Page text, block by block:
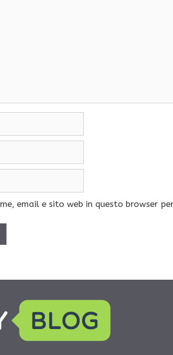
email e sito web in questo browser